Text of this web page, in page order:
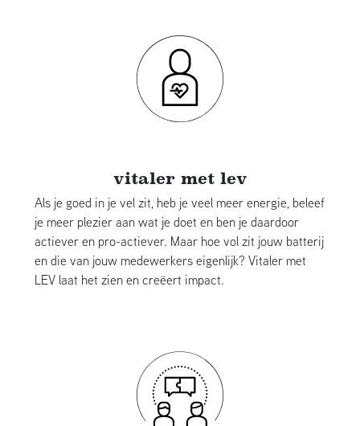
vitaler met lev
Als je goed in je vel zit, heb je veel meer energie, beleef
je meer plezier aan wat je doet en ben je daardoor
actiever en pro-actiever. Maar hoe vol zit jouw batterij
en die van jouw medewerkers eigenlijk? Vitaler met
LEV laat het zien en creëert impact.